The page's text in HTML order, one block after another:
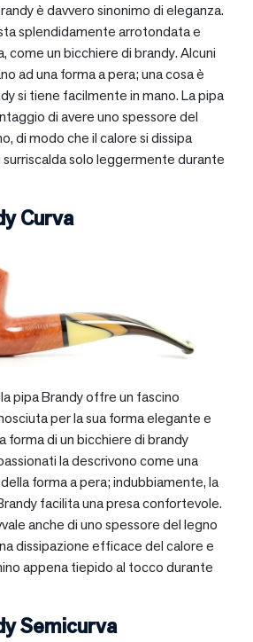
è davvero sinonimo di eleganza.
splendidamente arrotondata e
come un bicchiere di brandy. Alcuni
ad una forma a pera; una cosa è
si tiene facilmente in mano. La pipa
di avere uno spessore del
di modo che il calore si dissipa
surriscalda solo leggermente durante
Curva
pipa Brandy offre un fascino
per la sua forma elegante e
forma di un bicchiere di brandy
la descrivono come una
forma a pera; indubbiamente, la
facilita una presa confortevole.
anche di uno spessore del legno
dissipazione efficace del calore e
appena tiepido al tocco durante
Semicurva